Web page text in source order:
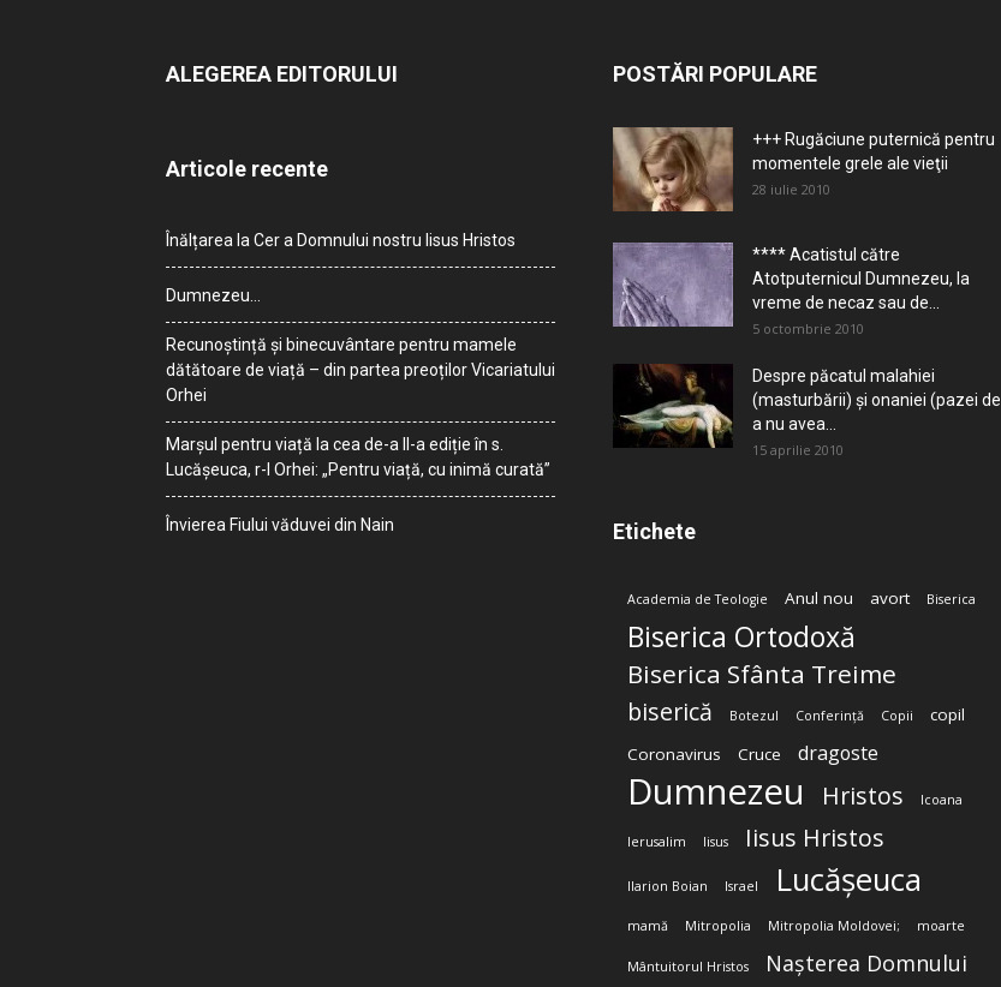
ALEGEREA EDITORULUI
Articole recente
Înălțarea la Cer a Domnului nostru Iisus Hristos
Dumnezeu…
Recunoștință și binecuvântare pentru mamele
dătătoare de viață – din partea preoților Vicariatului
Orhei
Marșul pentru viață la cea de-a II-a ediție în s.
Lucășeuca, r-l Orhei: „Pentru viață, cu inimă curată”
Învierea Fiului văduvei din Nain
POSTĂRI POPULARE
+++ Rugăciune puternică pentru
momentele grele ale vieţii
28 iulie 2010
**** Acatistul către
Atotputernicul Dumnezeu, la
vreme de necaz sau de...
5 octombrie 2010
Despre păcatul malahiei
(masturbării) şi onaniei (pazei de
a nu avea...
15 aprilie 2010
Etichete
Academia de Teologie Anul nou avort Biserica
Biserica Ortodoxă
Biserica Sfânta Treime
biserică Botezul Conferință Copii
copil
Coronavirus
Cruce dragoste
Dumnezeu Hristos Icoana
Ierusalim Iisus Iisus Hristos
Ilarion Boian Israel Lucășeuca
mamă Mitropolia Mitropolia Moldovei; moarte
Mântuitorul Hristos Nașterea Domnului